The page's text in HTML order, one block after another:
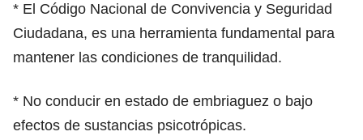
* El Código Nacional de Convivencia y Seguridad
Ciudadana, es una herramienta fundamental para
mantener las condiciones de tranquilidad.
* No conducir en estado de embriaguez o bajo
efectos de sustancias psicotrópicas.